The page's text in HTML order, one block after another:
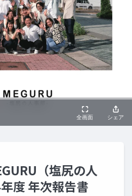
（塩尻の人
度 年次報告書